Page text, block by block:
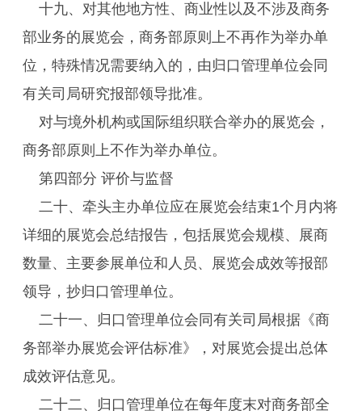
十九、对其他地方性、商业性以及不涉及商务
部业务的展览会，商务部原则上不再作为举办单
位，特殊情况需要纳入的，由归口管理单位会同
有关司局研究报部领导批准。
对与境外机构或国际组织联合举办的展览会，
商务部原则上不作为举办单位。
第四部分 评价与监督
二十、牵头主办单位应在展览会结束1个月内将
详细的展览会总结报告，包括展览会规模、展商
数量、主要参展单位和人员、展览会成效等报部
领导，抄归口管理单位。
二十一、归口管理单位会同有关司局根据《商
务部举办展览会评估标准》，对展览会提出总体
成效评估意见。
二十二、归口管理单位在每年度末对商务部全